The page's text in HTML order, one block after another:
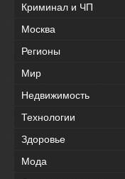
Криминал и ЧП
Москва
Регионы
Мир
Недвижимость
Технологии
Здоровье
Мода